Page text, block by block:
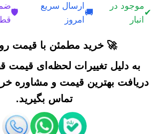
✔
موجود در
انبار
🚚
ارسال سریع
امروز
🛡️
🚀 خرید مطمئن با قیمت روز
به دلیل تغییرات لحظه‌ای قیمت
دریافت بهترین قیمت و مشاوره
تماس بگیرید.